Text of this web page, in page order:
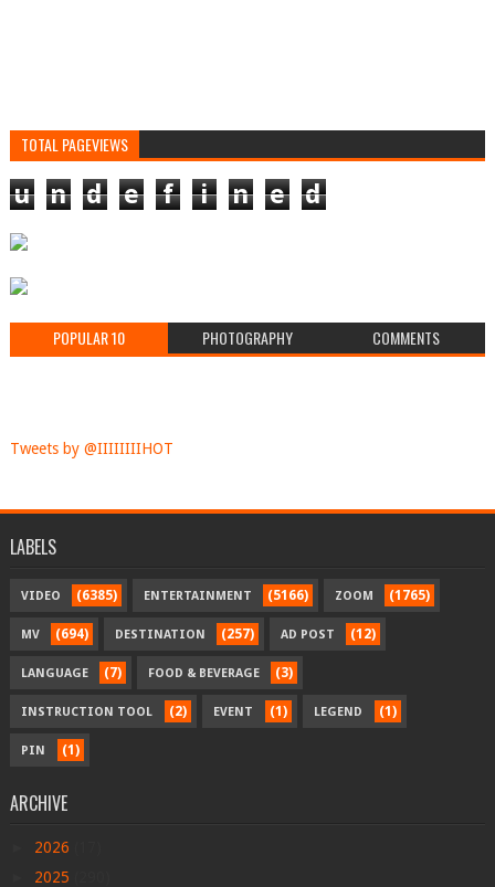
TOTAL PAGEVIEWS
u n d e f i n e d
POPULAR 10 PHOTOGRAPHY COMMENTS
Tweets by @IIIIIIIIHOT
LABELS
VIDEO (6385) ENTERTAINMENT (5166) ZOOM (1765)
MV (694) DESTINATION (257) AD POST (12)
LANGUAGE (7) FOOD & BEVERAGE (3)
INSTRUCTION TOOL (2) EVENT (1) LEGEND (1)
PIN (1)
ARCHIVE
2026
2025